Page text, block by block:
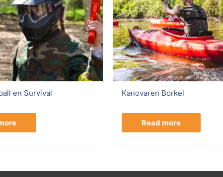
en Survival Kanovaren Borkel
Read more